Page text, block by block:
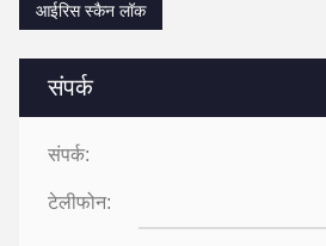
संपर्क
संपर्क:
टेलीफोन:
आईरिस स्कैन लॉक